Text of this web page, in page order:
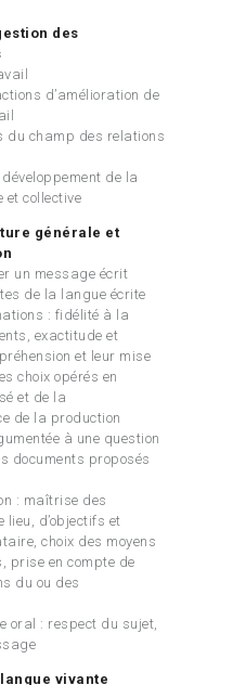
des
d’amélioration de
du champ des relations
de la
et collective
générale et
un message écrit
de la langue écrite
: fidélité à la
exactitude et
et leur mise
choix opérés en
et de la
de la production
à une question
documents proposés
: maîtrise des
d’objectifs et
choix des moyens
prise en compte de
du ou des
oral : respect du sujet,
vivante